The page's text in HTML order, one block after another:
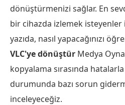
dönüştürmenizi sağlar. En
bir cihazda izlemek isteyenler
yazıda, nasıl yapacağınızı
VLC'ye dönüştür Medya
kopyalama sırasında hatalarla
durumunda bazı sorun
inceleyeceğiz.